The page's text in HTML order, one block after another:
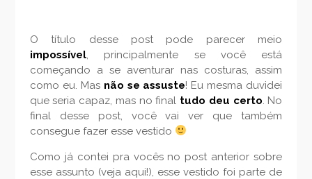
O título desse post pode parecer meio
impossível, principalmente se você está
começando a se aventurar nas costuras, assim
como eu. Mas não se assuste! Eu mesma duvidei
que seria capaz, mas no final tudo deu certo. No
final desse post, você vai ver que também
consegue fazer esse vestido
Como já contei pra vocês no post anterior sobre
esse assunto (veja aqui!), esse vestido foi parte de